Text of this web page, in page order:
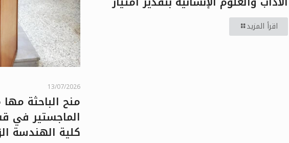
اقرأ المزيد
13/07/2026
منح الباحثة
الماجستير في
كلية الهندسة